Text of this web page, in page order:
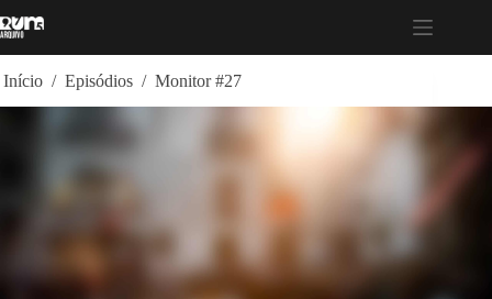
para
Início / Episódios / Monitor #27